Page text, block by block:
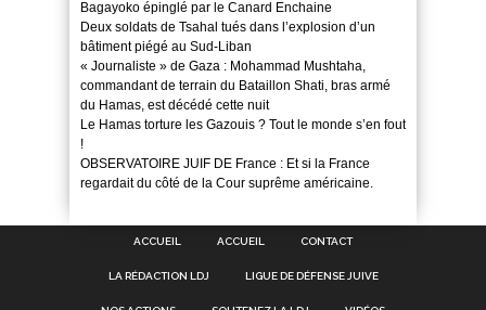
Bagayoko épinglé par le Canard Enchaine
Deux soldats de Tsahal tués dans l’explosion d’un
bâtiment piégé au Sud-Liban
« Journaliste » de Gaza : Mohammad Mushtaha,
commandant de terrain du Bataillon Shati, bras armé
du Hamas, est décédé cette nuit
Le Hamas torture les Gazouis ? Tout le monde s’en fout
!
OBSERVATOIRE JUIF DE France : Et si la France
regardait du côté de la Cour suprême américaine.
ACCUEIL ACCUEIL CONTACT
LA RÉDACTION LDJ LIGUE DE DÉFENSE JUIVE